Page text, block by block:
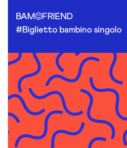
BAM
FRIEND
#Biglietto bambino singolo